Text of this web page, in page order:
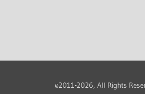
©2011-2026, All Rights